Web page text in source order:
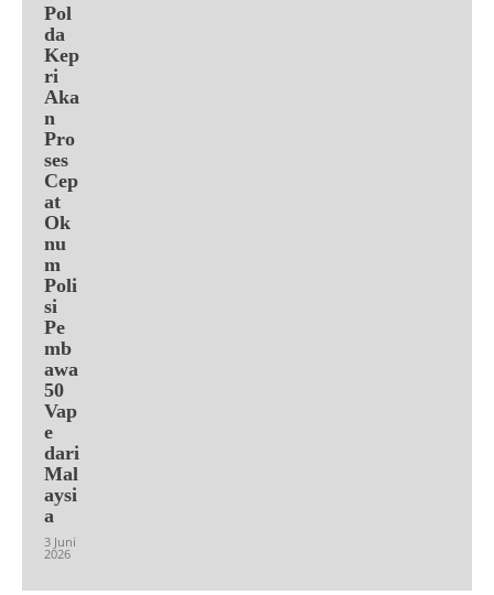
Pol
da
Kep
ri
Aka
n
Pro
ses
Cep
at
Ok
nu
m
Poli
si
Pe
mb
awa
50
Vap
e
dari
Mal
aysi
a
3 Juni
2026